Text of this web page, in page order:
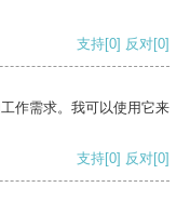
支持[0] 反对[0]
作需求。我可以使用它来
支持[0] 反对[0]